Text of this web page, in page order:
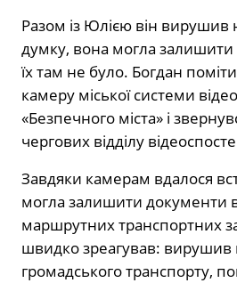
Разом із Юлією він вирушив
думку, вона могла
їх там не було. Богдан
камеру міської системи
«Безпечного міста» і
чергових відділу
Завдяки камерам вдалося
могла залишити документи
маршрутних транспортних
швидко зреагував: вирушив
громадського транспорту,